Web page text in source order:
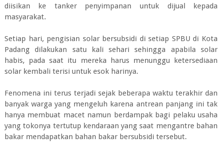
diisikan ke tanker penyimpanan untuk dijual kepada
masyarakat.
Setiap hari, pengisian solar bersubsidi di setiap SPBU di Kota
Padang dilakukan satu kali sehari sehingga apabila solar
habis, pada saat itu mereka harus menunggu ketersediaan
solar kembali terisi untuk esok harinya.
Fenomena ini terus terjadi sejak beberapa waktu terakhir dan
banyak warga yang mengeluh karena antrean panjang ini tak
hanya membuat macet namun berdampak bagi pelaku usaha
yang tokonya tertutup kendaraan yang saat mengantre bahan
bakar mendapatkan bahan bakar bersubsidi tersebut.